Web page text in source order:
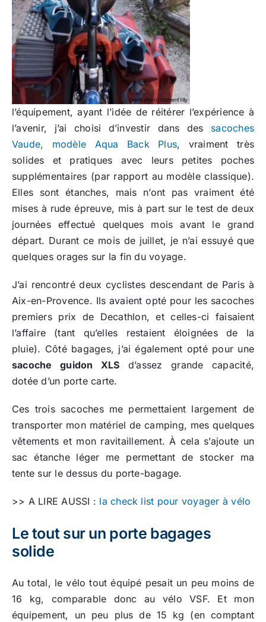
l’équipement, ayant l’idée de réitérer l’expérience à
l’avenir, j’ai choisi d’investir dans des sacoches
Vaude, modèle Aqua Back Plus, vraiment très
solides et pratiques avec leurs petites poches
supplémentaires (par rapport au modèle classique).
Elles sont étanches, mais n’ont pas vraiment été
mises à rude épreuve, mis à part sur le test de deux
journées effectué quelques mois avant le grand
départ. Durant ce mois de juillet, je n’ai essuyé que
quelques orages sur la fin du voyage.
J’ai rencontré deux cyclistes descendant de Paris à
Aix-en-Provence. Ils avaient opté pour les sacoches
premiers prix de Decathlon, et celles-ci faisaient
l’affaire (tant qu’elles restaient éloignées de la
pluie). Côté bagages, j’ai également opté pour une
sacoche guidon XLS d’assez grande capacité,
dotée d’un porte carte.
Ces trois sacoches me permettaient largement de
transporter mon matériel de camping, mes quelques
vêtements et mon ravitaillement. À cela s’ajoute un
sac étanche léger me permettant de stocker ma
tente sur le dessus du porte-bagage.
>> A LIRE AUSSI : la check list pour voyager à vélo
Le tout sur un porte bagages
solide
Au total, le vélo tout équipé pesait un peu moins de
16 kg, comparable donc au vélo VSF. Et mon
équipement, un peu plus de 15 kg (en comptant